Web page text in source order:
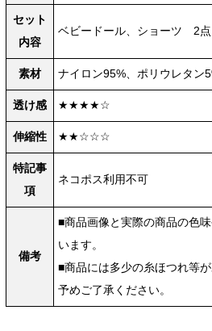
セット
内容
ベビードール、ショーツ 2点
素材 ナイロン95%、ポリウレタン
透け感 ★★★★☆
伸縮性 ★★☆☆☆
特記事
項
ネコポス利用不可
備考
■商品画像と実際の商品の色
います。
■商品には多少の糸ほつれ等
予めご了承ください。